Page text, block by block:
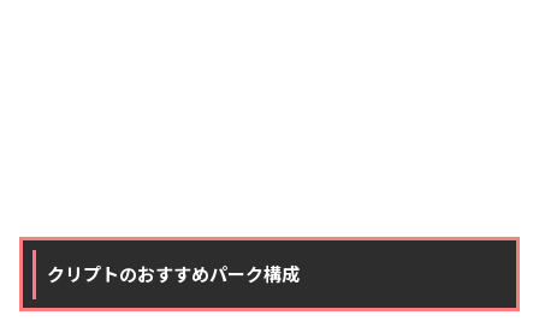
クリプトのおすすめパーク構成